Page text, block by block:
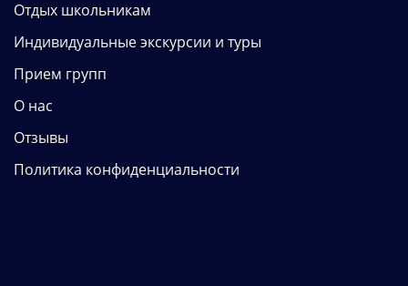
Отдых школьникам
Индивидуальные экскурсии и туры
Прием групп
О нас
Отзывы
Политика конфиденциальности